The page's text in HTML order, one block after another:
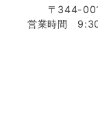
〒344-
営業時間 9:30